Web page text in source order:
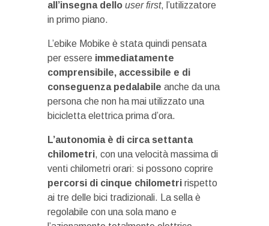
all’insegna dello user first, l’utilizzatore
in primo piano.
L’ebike Mobike è stata quindi pensata
per essere immediatamente
comprensibile, accessibile e di
conseguenza pedalabile anche da una
persona che non ha mai utilizzato una
bicicletta elettrica prima d’ora.
L’autonomia è di circa settanta
chilometri, con una velocità massima di
venti chilometri orari: si possono coprire
percorsi di cinque chilometri rispetto
ai tre delle bici tradizionali. La sella è
regolabile con una sola mano e